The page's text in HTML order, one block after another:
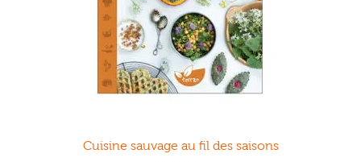
Cuisine sauvage au fil des saisons